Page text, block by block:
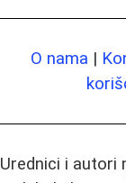
O nama |
Urednici i autori